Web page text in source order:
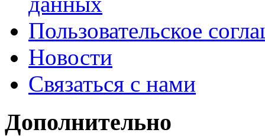
Пользовательское
Новости
Связаться с нами
Дополнительно